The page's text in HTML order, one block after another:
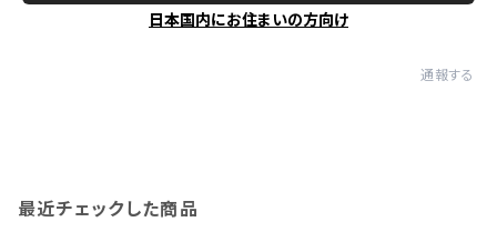
日本国内にお住まいの方向け
通報する
最近チェックした商品